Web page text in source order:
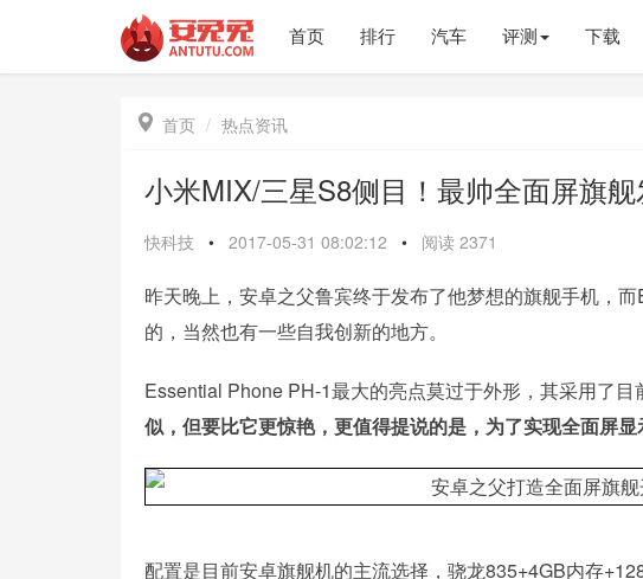
首页 排行 汽车 评测 下载
 首页 热点资讯
小米MIX/三星S8侧目！最帅全面屏旗
快科技 • 2017-05-31 08:02:12 • 阅读 2371
昨天晚上，安卓之父鲁宾终于发布了他梦想的旗舰手机，
的，当然也有一些自我创新的地方。
Essential Phone PH-1最大的亮点莫过于外形，其采用了目
似，但要比它更惊艳，更值得提说的是，为了实现全面屏显
配置是目前安卓旗舰机的主流选择，骁龙835+4GB内存